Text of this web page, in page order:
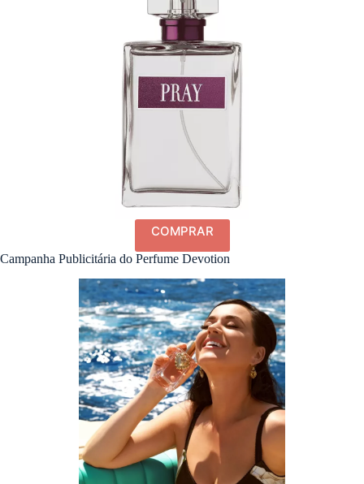
COMPRAR
Campanha Publicitária do Perfume Devotion